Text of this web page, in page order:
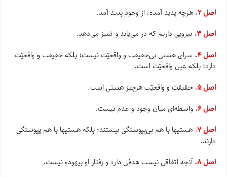
اصل ۲.
هرچه پدید آمده، از وجود پدید آمد.
اصل ۳.
نیرویى داریم که در مى‌یابد و تمیز مى‌دهد.
اصل ۴.
سراى هستى بى‌حقیقت و واقعیّت نیست؛ بلکه حقیقت و واقعیّت
دارد؛ بلکه عین واقعیّت است.
اصل ۵.
حقیقت و واقعیّت هرچیز هستى است.
اصل ۶.
واسطه‌اى میان وجود و عدم نیست.
اصل ۷.
هستیها با هم بى‌پیوستگى نیستند؛ بلکه هستیها با هم پیوستگى
دارند.
اصل ۸.
آنچه اتفاقى نیست هدفى دارد و رفتار او بیهوده نیست.